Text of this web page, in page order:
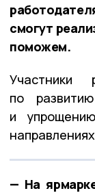
смогут
поможем.
Участники
по
и
— На